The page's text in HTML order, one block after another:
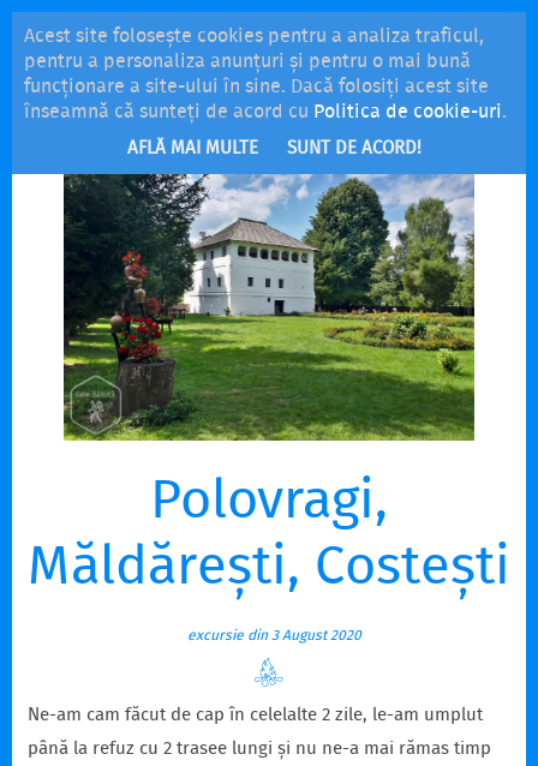
Acest site folosește cookies pentru a analiza traficul,
pentru a personaliza anunțuri și pentru o mai bună
funcționare a site-ului în sine. Dacă folosiți acest site
înseamnă că sunteți de acord cu Politica de cookie-uri.
AFLĂ MAI MULTE SUNT DE ACORD!
MENU
Polovragi,
Măldărești, Costești
excursie din 3 August 2020
Ne-am cam făcut de cap în celelalte 2 zile, le-am umplut
până la refuz cu 2 trasee lungi și nu ne-a mai rămas timp